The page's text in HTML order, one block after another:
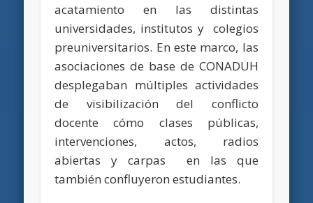
acatamiento en las distintas
universidades, institutos y colegios
preuniversitarios. En este marco, las
asociaciones de base de CONADUH
desplegaban múltiples actividades
de visibilización del conflicto
docente cómo clases públicas,
intervenciones, actos, radios
abiertas y carpas en las que
también confluyeron estudiantes.